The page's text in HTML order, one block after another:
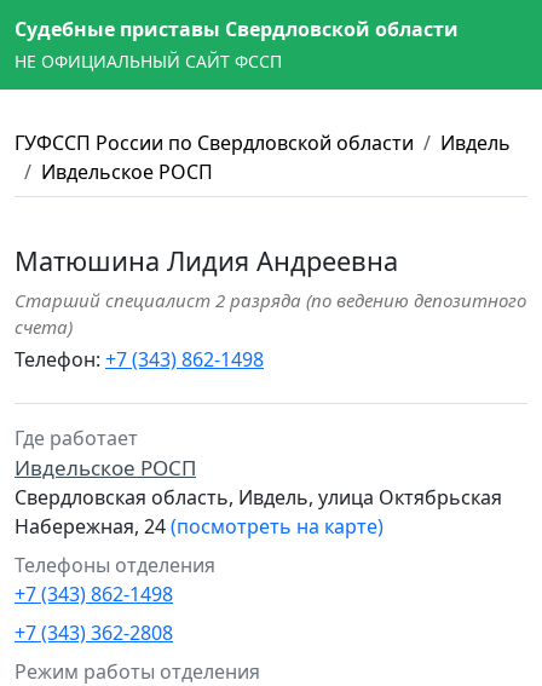
Судебные приставы Свердловской области
НЕ ОФИЦИАЛЬНЫЙ САЙТ ФССП
ГУФССП России по Свердловской области
Ивдель
Ивдельское РОСП
Матюшина Лидия Андреевна
Старший специалист 2 разряда (по ведению депозитного
счета)
Телефон: +7 (343) 862-1498
Где работает
Ивдельское РОСП
Свердловская область, Ивдель, улица Октябрьская
Набережная, 24(посмотреть на карте)
Телефоны отделения
+7 (343) 862-1498
+7 (343) 362-2808
Режим работы отделения